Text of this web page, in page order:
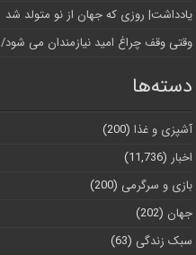
یادداشت| روزی که جهان از نو متولد شد
وقتی وقف چراغ امید نیازمندان می شود/
دسته‌ها
آشپزی و غذا (200)
اخبار (11,736)
بازی و سرگرمی (200)
جهان (202)
سبک زندگی (63)